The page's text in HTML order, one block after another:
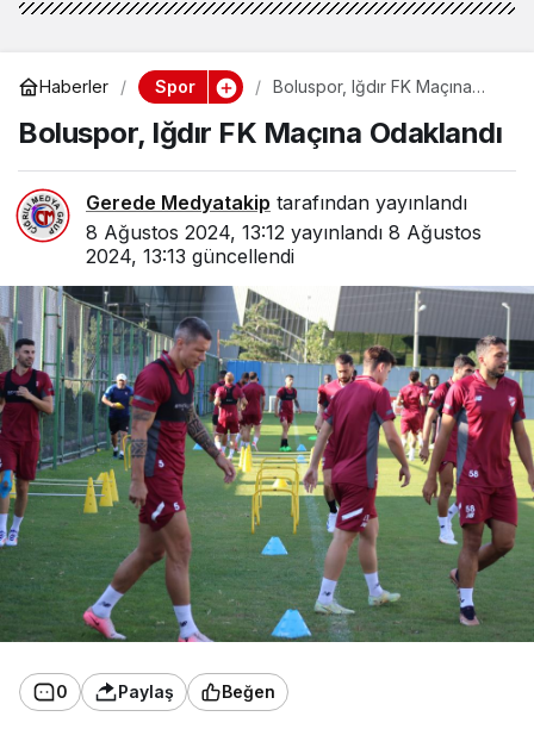
Haberler Spor
Boluspor, Iğdır FK Maçına
Boluspor, Iğdır FK Maçına Odaklandı
Gerede Medyatakip tarafından yayınlandı
8 Ağustos 2024, 13:12 yayınlandı 8 Ağustos
2024, 13:13 güncellendi
0 Paylaş Beğen